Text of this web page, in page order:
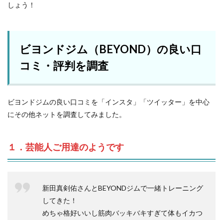
しょう！
ビヨンドジム（BEYOND）の良い口
コミ・評判を調査
ビヨンドジムの良い口コミを「インスタ」「ツイッター」を中心
にその他ネットを調査してみました。
１．芸能人ご用達のようです
新田真剣佑さんとBEYONDジムで一緒トレーニング
してきた！
めちゃ格好いいし筋肉バッキバキすぎて体もイカつ